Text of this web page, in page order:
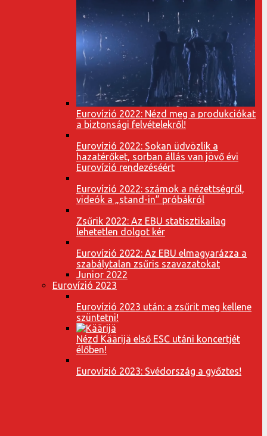
Eurovízió 2022: Nézd meg a produkciókat
a biztonsági felvételekről!
Eurovízió 2022: Sokan üdvözlik a
hazatérőket, sorban állás van jövő évi
Eurovízió rendezéséért
Eurovízió 2022: számok a nézettségről,
videók a „stand-in” próbákról
Zsűrik 2022: Az EBU statisztikailag
lehetetlen dolgot kér
Eurovízió 2022: Az EBU elmagyarázza a
szabálytalan zsűris szavazatokat
Junior 2022
Eurovízió 2023
Eurovízió 2023 után: a zsűrit meg kellene
szüntetni!
Nézd Käärijä első ESC utáni koncertjét
élőben!
Eurovízió 2023: Svédország a győztes!